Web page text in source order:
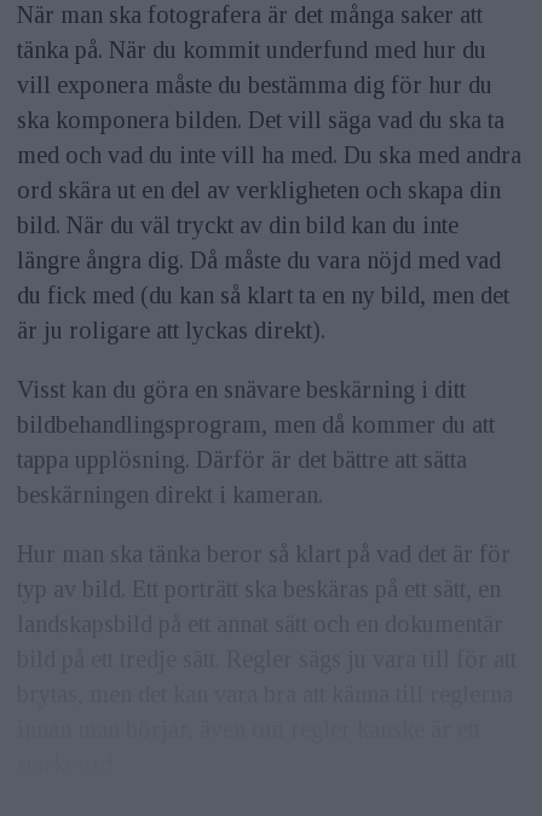
När man ska fotografera är det många saker att
tänka på. När du kommit underfund med hur du
vill exponera måste du bestämma dig för hur du
ska komponera bilden. Det vill säga vad du ska ta
med och vad du inte vill ha med. Du ska med andra
ord skära ut en del av verkligheten och skapa din
bild. När du väl tryckt av din bild kan du inte
längre ångra dig. Då måste du vara nöjd med vad
du fick med (du kan så klart ta en ny bild, men det
är ju roligare att lyckas direkt).
Visst kan du göra en snävare beskärning i ditt
bildbehandlingsprogram, men då kommer du att
tappa upplösning. Därför är det bättre att sätta
beskärningen direkt i kameran.
Hur man ska tänka beror så klart på vad det är för
typ av bild. Ett porträtt ska beskäras på ett sätt, en